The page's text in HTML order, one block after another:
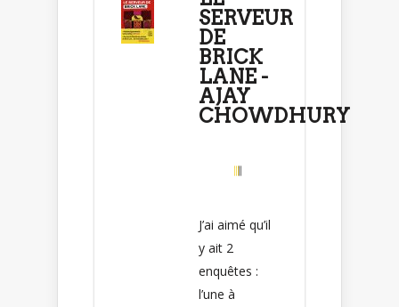
SERVEUR
DE
BRICK
LANE -
AJAY
CHOWDHURY
J’ai aimé qu’il
y ait 2
enquêtes :
l’une à